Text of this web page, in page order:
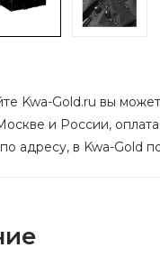
Kwa-Gold.ru вы
и России,
адресу, в Kwa-Gold